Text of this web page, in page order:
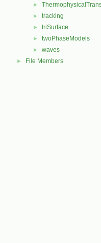
►
► tracking
► triSurface
► twoPhaseModels
► waves
► File Members